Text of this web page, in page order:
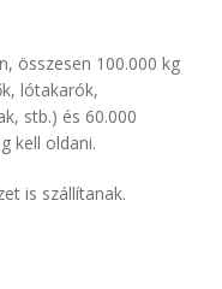
összesen 100.000 kg
lótakarók,
stb.) és 60.000
kell oldani.
is szállítanak.